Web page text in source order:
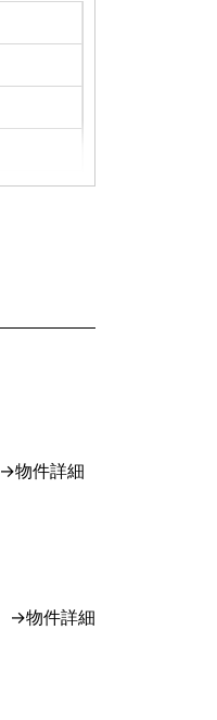
→物件詳細
→物件詳細